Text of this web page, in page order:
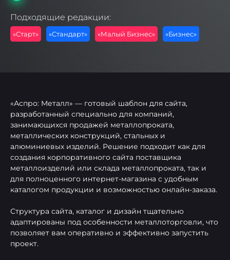
Подходящие редакции:
«Старт» «Стандарт» «Малый Бизнес» «Бизнес»
«Аспро: Металл» — готовый шаблон для сайта,
разработанный специально для компаний,
занимающихся продажей металлопроката,
металлических конструкций, стальных и
алюминиевых изделий. Решение подходит как для
создания корпоративного сайта поставщика
металлоизделий или склада металлопроката, так и
для полноценного интернет-магазина с удобным
каталогом продукции и возможностью онлайн-заказа.
Структура сайта, каталог и дизайн тщательно
адаптированы под особенности металлоторговли, что
позволяет вам оперативно и эффективно запустить
проект.